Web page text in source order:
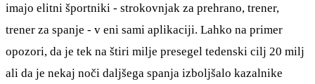
imajo elitni športniki - strokovnjak za prehrano, trener,
trener za spanje - v eni sami aplikaciji. Lahko na primer
opozori, da je tek na štiri milje presegel tedenski cilj 20 milj
ali da je nekaj noči daljšega spanja izboljšalo kazalnike